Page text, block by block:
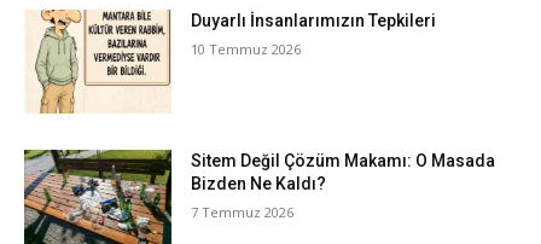
Duyarlı İnsanlarımızın Tepkileri
10 Temmuz 2026
Sitem Değil Çözüm Makamı: O Masada
Bizden Ne Kaldı?
7 Temmuz 2026